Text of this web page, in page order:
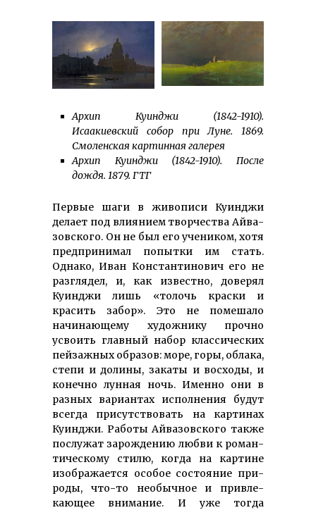
Архип Куинджи (1842-1910).
Исаакиевский собор при Луне. 1869.
Смо­ленская картинная галерея
Архип Куинджи (1842-1910). После
дождя. 1879. ГТГ
Первые шаги в живописи Куинджи
делает под влия­нием твор­чества Айва­
зов­ского. Он не был его учеником, хотя
пред­при­ни­мал попытки им стать.
Однако, Иван Кон­стан­ти­но­вич его не
раз­глядел, и, как известно, доверял
Куинд­жи лишь «толочь краски и
красить забор». Это не по­мешало
начинаю­щему худож­нику прочно
усвоить главный набор клас­сических
пейзажных образов: море, горы, облака,
степи и долины, закаты и восходы, и
конечно лунная ночь. Именно они в
разных вариантах исполнения будут
всегда присут­ст­вовать на картинах
Куинджи. Работы Айвазовского также
послужат зарождению любви к роман­
тичес­кому стилю, когда на картине
изображается особое состояние при­
роды, что-то необычное и при­вле­
кающее вни­мание. И уже тогда